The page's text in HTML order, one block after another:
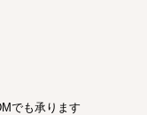
でも承ります